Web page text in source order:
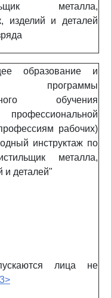
металла,
изделий и деталей
образование и
программы
обучения
рабочих)
инструктаж по
металла,
и деталей"
лица не